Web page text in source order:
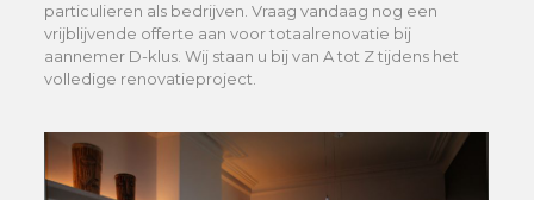
particulieren als bedrijven. Vraag vandaag nog een
vrijblijvende offerte aan voor totaalrenovatie bij
aannemer D-klus. Wij staan u bij van A tot Z tijdens het
volledige renovatieproject.